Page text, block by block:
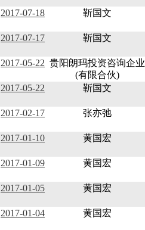
2017-07-18 靳国文
2017-07-17 靳国文
2017-05-22 贵阳朗玛投资咨询企业
(有限合伙)
2017-05-22 靳国文
2017-02-17 张亦弛
2017-01-10 黄国宏
2017-01-09 黄国宏
2017-01-05 黄国宏
2017-01-04 黄国宏